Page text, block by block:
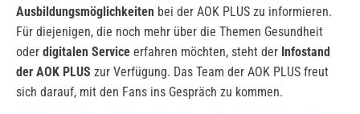
Ausbildungsmöglichkeiten bei der AOK PLUS zu informieren.
Für diejenigen, die noch mehr über die Themen Gesundheit
oder digitalen Service erfahren möchten, steht der Infostand
der AOK PLUS zur Verfügung. Das Team der AOK PLUS freut
sich darauf, mit den Fans ins Gespräch zu kommen.